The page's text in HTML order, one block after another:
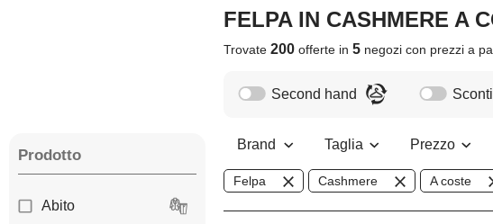
FELPA IN CASHMERE A
Trovate200 offerte in5 negozicon prezzi a
Prodotto
Abito
Second hand Sconti
Brand Taglia Prezzo
Felpa Cashmere A coste